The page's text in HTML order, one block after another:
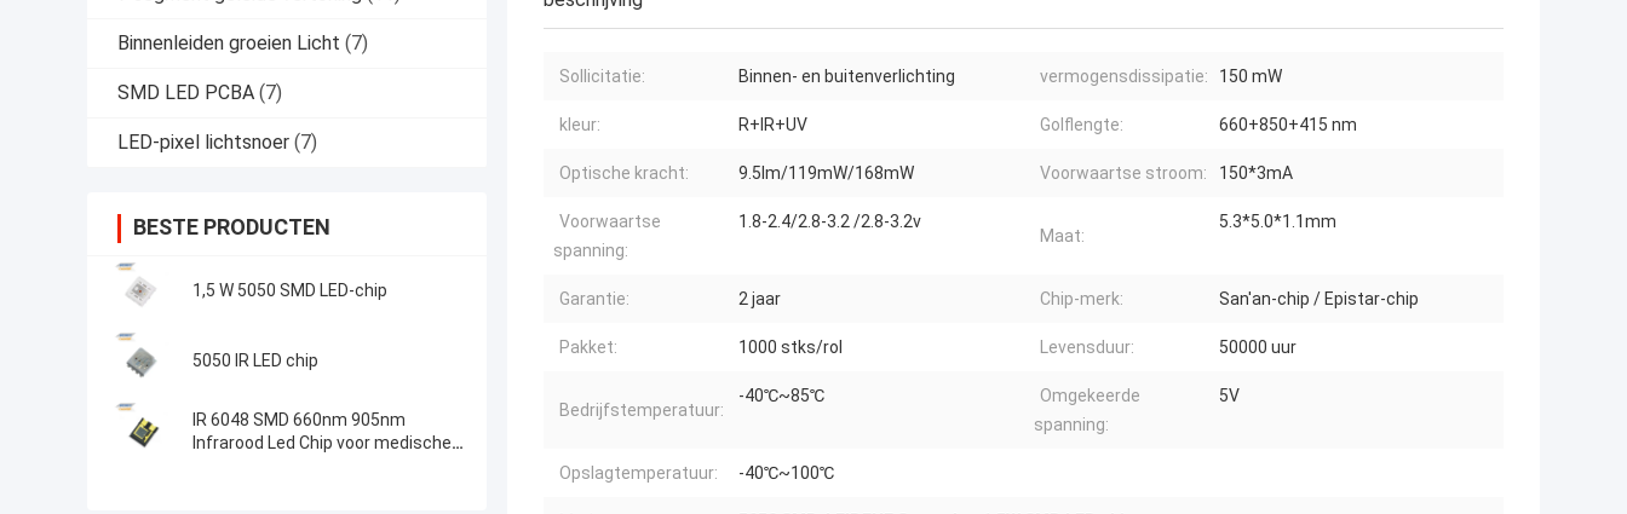
Binnenleiden groeien Licht (7)
SMD LED PCBA (7)
LED-pixel lichtsnoer (7)
BESTE PRODUCTEN
1,5 W 5050 SMD LED-chip
5050 IR LED chip
IR 6048 SMD 660nm 905nm
Infrarood Led Chip voor medische
Sollicitatie: Binnen- en buitenverlichting vermogensdissipatie: 150 mW
kleur: R+IR+UV Golflengte: 660+850+415 nm
Optische kracht: 9.5lm/119mW/168mW Voorwaartse stroom: 150*3mA
Voorwaartse
spanning:
1.8-2.4/2.8-3.2 /2.8-3.2v
Maat:
5.3*5.0*1.1mm
Garantie: 2 jaar Chip-merk: San'an-chip / Epistar-chip
Pakket: 1000 stks/rol Levensduur: 50000 uur
Bedrijfstemperatuur:
-40℃~85℃
Omgekeerde
spanning:
5V
Opslagtemperatuur: -40℃~100℃